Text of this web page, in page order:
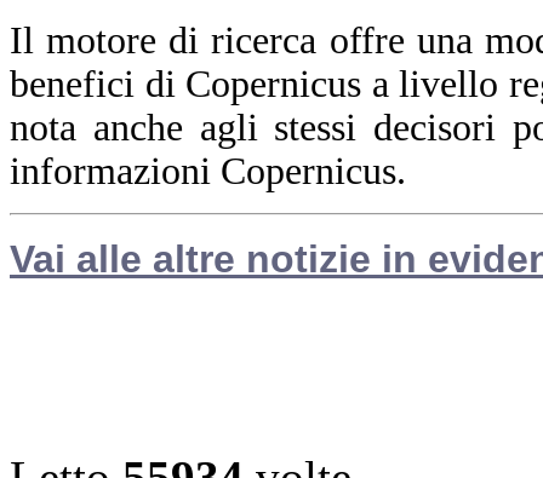
Il motore di ricerca offre una
benefici di Copernicus a livello
nota anche agli stessi decisori
informazioni Copernicus.
Vai alle altre notizie in